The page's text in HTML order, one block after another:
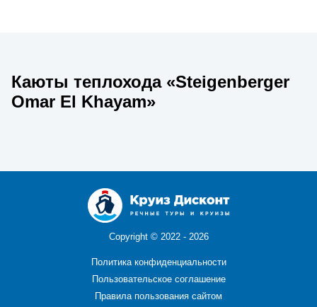
Каюты теплохода «Steigenberger
Omar El Khayam»
Copyright © 2022 - 2026
Политика конфиденциальности
Пользовательское соглашение
Правила пользования сайтом